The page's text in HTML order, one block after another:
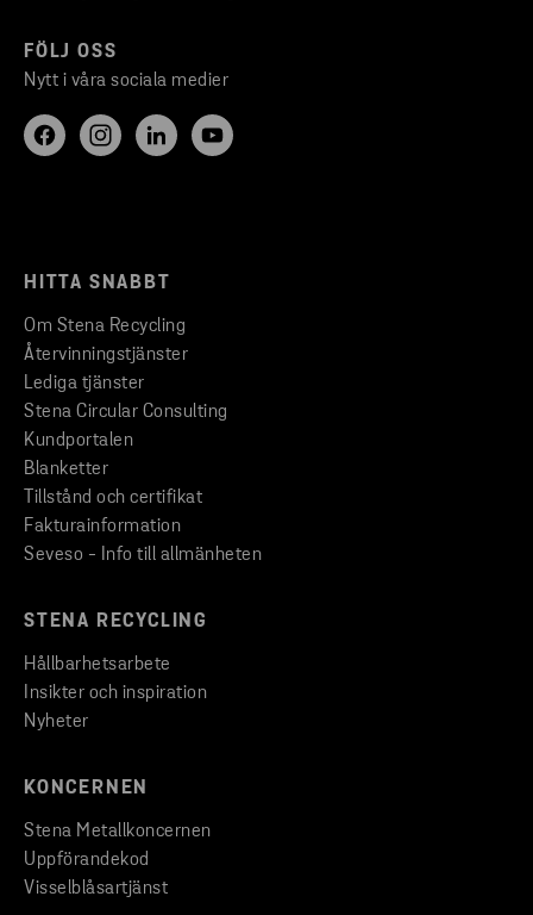
FÖLJ OSS
Nytt i våra sociala medier
HITTA SNABBT
Om Stena Recycling
Återvinningstjänster
Lediga tjänster
Stena Circular Consulting
Kundportalen
Blanketter
Tillstånd och certifikat
Fakturainformation
Seveso - Info till allmänheten
STENA RECYCLING
Hållbarhetsarbete
Insikter och inspiration
Nyheter
KONCERNEN
Stena Metallkoncernen
Uppförandekod
Visselblåsartjänst